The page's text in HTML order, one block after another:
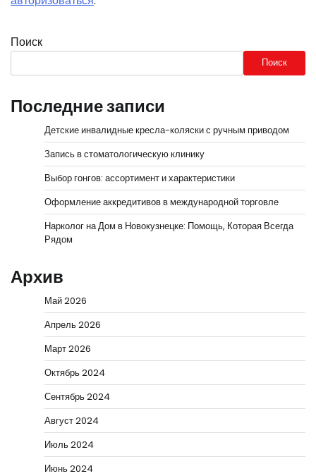
Поиск
Поиск
Последние записи
Детские инвалидные кресла-коляски с ручным приводом
Запись в стоматологическую клинику
Выбор гонгов: ассортимент и характеристики
Оформление аккредитивов в международной торговле
Нарколог на Дом в Новокузнецке: Помощь, Которая Всегда
Рядом
Архив
Май 2026
Апрель 2026
Март 2026
Октябрь 2024
Сентябрь 2024
Август 2024
Июль 2024
Июнь 2024